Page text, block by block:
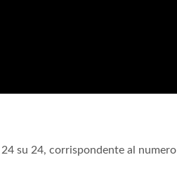
24 su 24, corrispondente al numero